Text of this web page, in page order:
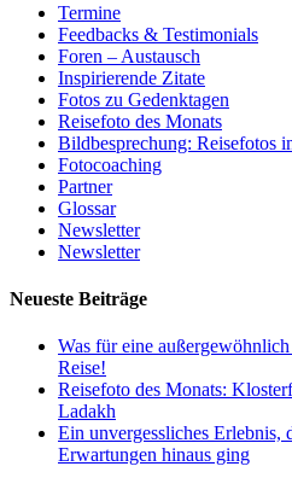
Termine
Feedbacks & Testimonials
Foren – Austausch
Inspirierende Zitate
Fotos zu Gedenktagen
Reisefoto des Monats
Bildbesprechung: Reisefotos
Fotocoaching
Partner
Glossar
Newsletter
Newsletter
Neueste Beiträge
Was für eine
Reise!
Reisefoto des Monats:
Ladakh
Ein unvergessliches Erlebnis,
Erwartungen hinaus ging